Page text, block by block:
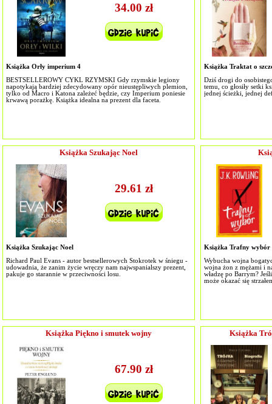
34.00 zł
Książka Orły imperium 4
BESTSELLEROWY CYKL RZYMSKI Gdy rzymskie legiony
napotykają bardziej zdecydowany opór nieustępliwych plemion,
tylko od Macro i Katona zależeć będzie, czy Imperium poniesie
krwawą porażkę. Książka idealna na prezent dla faceta.
Książka Traktat o
Dziś drogi do
temu, co głosiły setki
jednej ścieżki, jednej
Książka Szukając Noel
29.61 zł
Książka Szukając Noel
Richard Paul Evans - autor bestsellerowych Stokrotek w śniegu -
udowadnia, że zanim życie wręczy nam najwspanialszy prezent,
pakuje go starannie w przeciwności losu.
Książka Trafny wybór
Wybucha wojna
wojna żon z mężami i
władzę po Barrym?
może okazać się
Książka Piękno i smutek wojny
67.90 zł
Książka